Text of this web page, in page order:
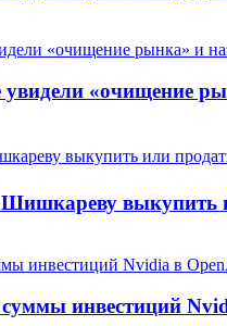
увидели «очищение
выкупить
инвестиций